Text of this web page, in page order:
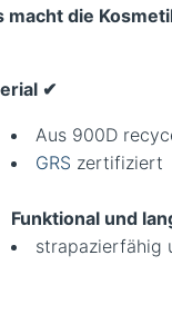
macht die
✔︎
Aus 900D
GRS zertifiziert
Funktional und
strapazierfähig